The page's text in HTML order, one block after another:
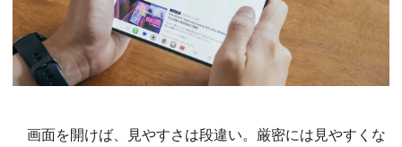
画面を開けば、見やすさは段違い。厳密には見やすくな